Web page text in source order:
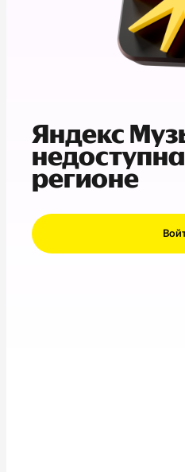
Яндекс
регионе